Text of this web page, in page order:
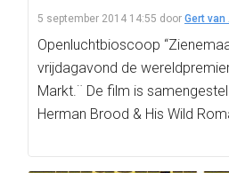
5 september 2014 14:55 door Gert van
Openluchtbioscoop
vrijdagavond de
Markt.¨ De film is
Herman Brood & His Wild